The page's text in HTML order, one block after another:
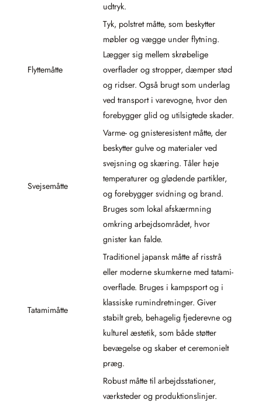
udtryk.
Flyttemåtte
Tyk, polstret måtte, som beskytter
møbler og vægge under flytning.
Lægger sig mellem skrøbelige
overflader og stropper, dæmper stød
og ridser. Også brugt som underlag
ved transport i varevogne, hvor den
forebygger glid og utilsigtede skader.
Svejsemåtte
Varme- og gnisteresistent måtte, der
beskytter gulve og materialer ved
svejsning og skæring. Tåler høje
temperaturer og glødende partikler,
og forebygger svidning og brand.
Bruges som lokal afskærmning
omkring arbejdsområdet, hvor
gnister kan falde.
Tatamimåtte
Traditionel japansk måtte af risstrå
eller moderne skumkerne med tatami-
overflade. Bruges i kampsport og i
klassiske rumindretninger. Giver
stabilt greb, behagelig fjederevne og
kulturel æstetik, som både støtter
bevægelse og skaber et ceremonielt
præg.
Robust måtte til arbejdsstationer,
værksteder og produktionslinjer.